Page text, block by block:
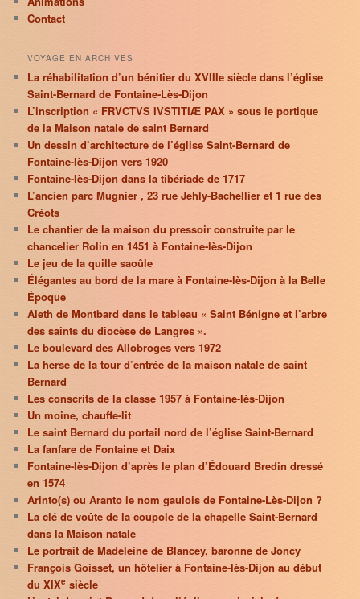
Contact
VOYAGE EN ARCHIVES
La réhabilitation d’un bénitier du XVIIIe siècle dans l’église
Saint-Bernard de Fontaine-Lès-Dijon
L’inscription « FRVCTVS IVSTITIÆ PAX » sous le portique
de la Maison natale de saint Bernard
Un dessin d’architecture de l’église Saint-Bernard de
Fontaine-lès-Dijon vers 1920
Fontaine-lès-Dijon dans la tibériade de 1717
L’ancien parc Mugnier , 23 rue Jehly-Bachellier et 1 rue des
Créots
Le chantier de la maison du pressoir construite par le
chancelier Rolin en 1451 à Fontaine-lès-Dijon
Le jeu de la quille saoûle
Élégantes au bord de la mare à Fontaine-lès-Dijon à la Belle
Époque
Aleth de Montbard dans le tableau « Saint Bénigne et l’arbre
des saints du diocèse de Langres ».
Le boulevard des Allobroges vers 1972
La herse de la tour d’entrée de la maison natale de saint
Bernard
Les conscrits de la classe 1957 à Fontaine-lès-Dijon
Un moine, chauffe-lit
Le saint Bernard du portail nord de l’église Saint-Bernard
La fanfare de Fontaine et Daix
Fontaine-lès-Dijon d’après le plan d’Édouard Bredin dressé
en 1574
Arinto(s) ou Aranto le nom gaulois de Fontaine-Lès-Dijon ?
La clé de voûte de la coupole de la chapelle Saint-Bernard
dans la Maison natale
Le portrait de Madeleine de Blancey, baronne de Joncy
François Goisset, un hôtelier à Fontaine-lès-Dijon au début
du XIXe siècle